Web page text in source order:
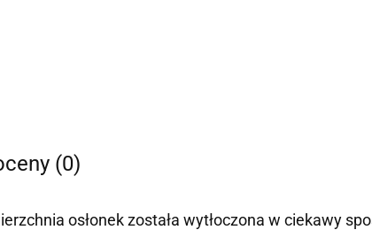
(0)
osłonek została wytłoczona w ciekawy